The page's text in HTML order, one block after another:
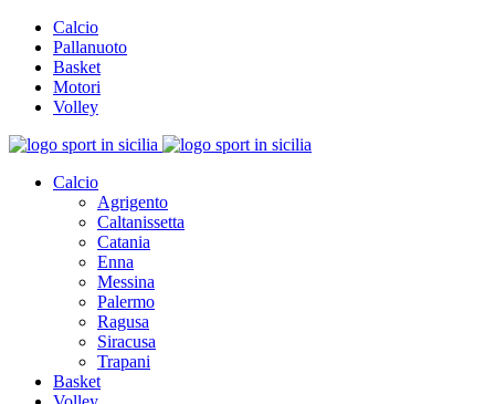
Calcio
Pallanuoto
Basket
Motori
Volley
Calcio
Agrigento
Caltanissetta
Catania
Enna
Messina
Palermo
Ragusa
Siracusa
Trapani
Basket